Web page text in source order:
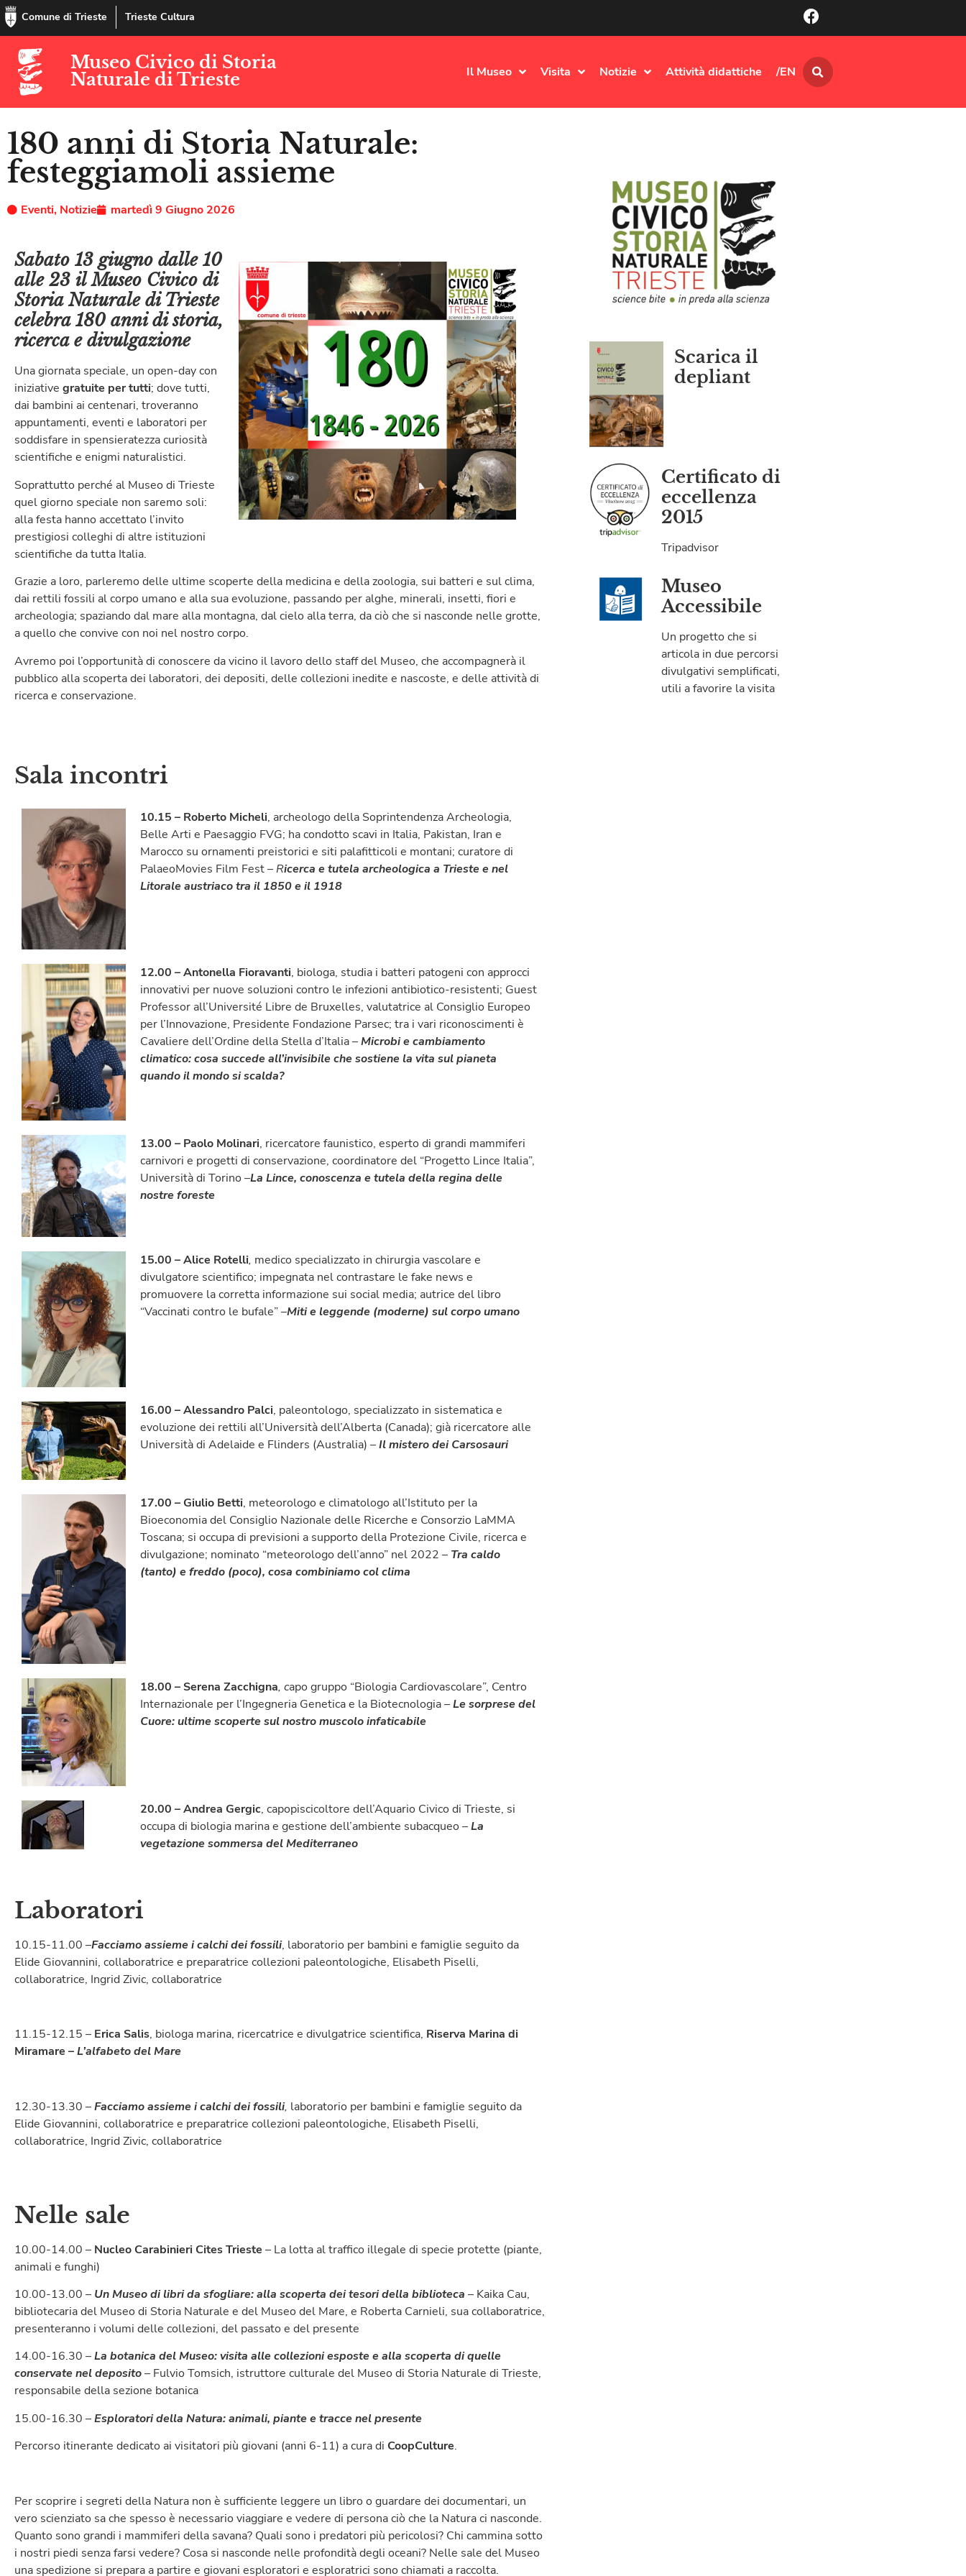
Comune di Trieste Trieste Cultura
Museo Civico di Storia
Naturale di Trieste
Il Museo Visita Notizie Attività didattiche /EN
180 anni di Storia Naturale:
festeggiamoli assieme
Eventi, Notizie martedì 9 Giugno 2026
Sabato 13 giugno dalle 10
alle 23 il Museo Civico di
Storia Naturale di Trieste
celebra 180 anni di storia,
ricerca e divulgazione
Una giornata speciale, un open-day con
iniziative gratuite per tutti; dove tutti,
dai bambini ai centenari, troveranno
appuntamenti, eventi e laboratori per
soddisfare in spensieratezza curiosità
scientifiche e enigmi naturalistici.
Soprattutto perché al Museo di Trieste
quel giorno speciale non saremo soli:
alla festa hanno accettato l’invito
prestigiosi colleghi di altre istituzioni
scientifiche da tutta Italia.
Grazie a loro, parleremo delle ultime scoperte della medicina e della zoologia, sui batteri e sul clima,
dai rettili fossili al corpo umano e alla sua evoluzione, passando per alghe, minerali, insetti, fiori e
archeologia; spaziando dal mare alla montagna, dal cielo alla terra, da ciò che si nasconde nelle grotte,
a quello che convive con noi nel nostro corpo.
Avremo poi l’opportunità di conoscere da vicino il lavoro dello staff del Museo, che accompagnerà il
pubblico alla scoperta dei laboratori, dei depositi, delle collezioni inedite e nascoste, e delle attività di
ricerca e conservazione.
Sala incontri
10.15 – Roberto Micheli, archeologo della Soprintendenza Archeologia,
Belle Arti e Paesaggio FVG; ha condotto scavi in Italia, Pakistan, Iran e
Marocco su ornamenti preistorici e siti palafitticoli e montani; curatore di
PalaeoMovies Film Fest –Ricerca e tutela archeologica a Trieste e nel
Litorale austriaco tra il 1850 e il 1918
12.00 – Antonella Fioravanti, biologa, studia i batteri patogeni con approcci
innovativi per nuove soluzioni contro le infezioni antibiotico-resistenti; Guest
Professor all’Université Libre de Bruxelles, valutatrice al Consiglio Europeo
per l’Innovazione, Presidente Fondazione Parsec; tra i vari riconoscimenti è
Cavaliere dell’Ordine della Stella d’Italia –Microbi e cambiamento
climatico: cosa succede all’invisibile che sostiene la vita sul pianeta
quando il mondo si scalda?
13.00 – Paolo Molinari, ricercatore faunistico, esperto di grandi mammiferi
carnivori e progetti di conservazione, coordinatore del “Progetto Lince Italia”,
Università di Torino –La Lince, conoscenza e tutela della regina delle
nostre foreste
15.00 – Alice Rotelli, medico specializzato in chirurgia vascolare e
divulgatore scientifico; impegnata nel contrastare le fake news e
promuovere la corretta informazione sui social media; autrice del libro
“Vaccinati contro le bufale” –Miti e leggende (moderne) sul corpo umano
16.00 – Alessandro Palci, paleontologo, specializzato in sistematica e
evoluzione dei rettili all’Università dell’Alberta (Canada); già ricercatore alle
Università di Adelaide e Flinders (Australia) –Il mistero dei Carsosauri
17.00 – Giulio Betti, meteorologo e climatologo all’Istituto per la
Bioeconomia del Consiglio Nazionale delle Ricerche e Consorzio LaMMA
Toscana; si occupa di previsioni a supporto della Protezione Civile, ricerca e
divulgazione; nominato “meteorologo dell’anno” nel 2022 – Tra caldo
(tanto) e freddo (poco), cosa combiniamo col clima
18.00 – Serena Zacchigna, capo gruppo “Biologia Cardiovascolare”, Centro
Internazionale per l’Ingegneria Genetica e la Biotecnologia–Le sorprese del
Cuore: ultime scoperte sul nostro muscolo infaticabile
20.00 – Andrea Gergic, capopiscicoltore dell’Aquario Civico di Trieste, si
occupa di biologia marina e gestione dell’ambiente subacqueo –La
vegetazione sommersa del Mediterraneo
Laboratori
10.15-11.00 –Facciamo assieme i calchi dei fossili, laboratorio per bambini e famiglie seguito da
Elide Giovannini, collaboratrice e preparatrice collezioni paleontologiche, Elisabeth Piselli,
collaboratrice, Ingrid Zivic, collaboratrice
11.15-12.15 – Erica Salis, biologa marina, ricercatrice e divulgatrice scientifica, Riserva Marina di
Miramare –L’alfabeto del Mare
12.30-13.30 –Facciamo assieme i calchi dei fossili, laboratorio per bambini e famiglie seguito da
Elide Giovannini, collaboratrice e preparatrice collezioni paleontologiche, Elisabeth Piselli,
collaboratrice, Ingrid Zivic, collaboratrice
Nelle sale
10.00-14.00 – Nucleo Carabinieri Cites Trieste – La lotta al traffico illegale di specie protette (piante,
animali e funghi)
10.00-13.00 – Un Museo di libri da sfogliare: alla scoperta dei tesori della biblioteca – Kaika Cau,
bibliotecaria del Museo di Storia Naturale e del Museo del Mare, e Roberta Carnieli, sua collaboratrice,
presenteranno i volumi delle collezioni, del passato e del presente
14.00-16.30 –La botanica del Museo: visita alle collezioni esposte e alla scoperta di quelle
conservate nel deposito– Fulvio Tomsich, istruttore culturale del Museo di Storia Naturale di Trieste,
responsabile della sezione botanica
15.00-16.30 –Esploratori della Natura: animali, piante e tracce nel presente
Percorso itinerante dedicato ai visitatori più giovani (anni 6-11) a cura di CoopCulture.
Per scoprire i segreti della Natura non è sufficiente leggere un libro o guardare dei documentari, un
vero scienziato sa che spesso è necessario viaggiare e vedere di persona ciò che la Natura ci nasconde.
Quanto sono grandi i mammiferi della savana? Quali sono i predatori più pericolosi? Chi cammina sotto
i nostri piedi senza farsi vedere? Cosa si nasconde nelle profondità degli oceani? Nelle sale del Museo
una spedizione si prepara a partire e giovani esploratori e esploratrici sono chiamati a raccolta.
Scarica il
depliant
Certificato di
eccellenza
2015
Tripadvisor
Museo
Accessibile
Un progetto che si
articola in due percorsi
divulgativi semplificati,
utili a favorire la visita